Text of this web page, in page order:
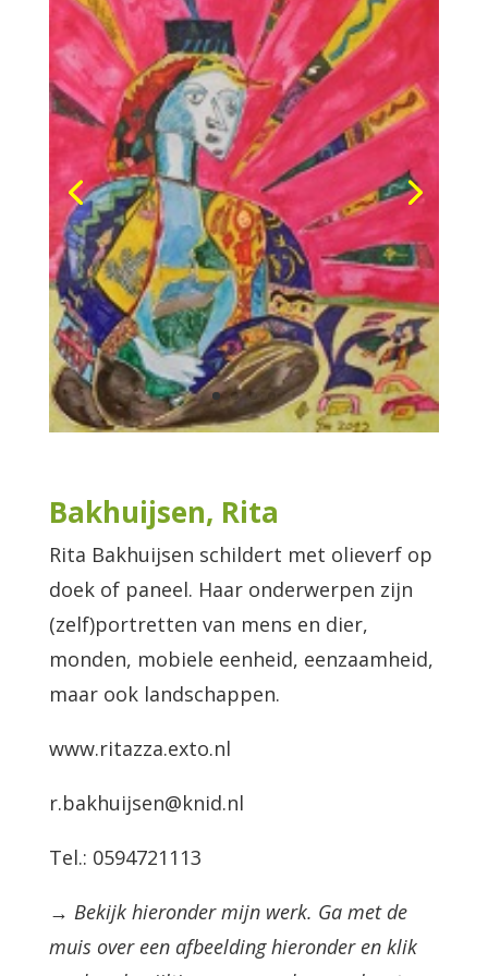
Bakhuijsen, Rita
Rita Bakhuijsen schildert met olieverf op
doek of paneel. Haar onderwerpen zijn
(zelf)portretten van mens en dier,
monden, mobiele eenheid, eenzaamheid,
maar ook landschappen.
www.ritazza.exto.nl
r.bakhuijsen@knid.nl
Tel.: 0594721113
→ Bekijk hieronder mijn werk. Ga met de
muis over een afbeelding hieronder en klik